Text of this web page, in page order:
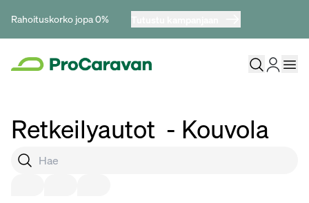
Rahoituskorko jopa 0%
Retkeilyautot - Kouvola